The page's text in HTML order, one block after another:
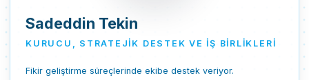
Sadeddin Tekin
KURUCU, STRATEJIK DESTEK VE İŞ BIRLIKLERI
Fikir geliştirme süreçlerinde ekibe destek veriyor.